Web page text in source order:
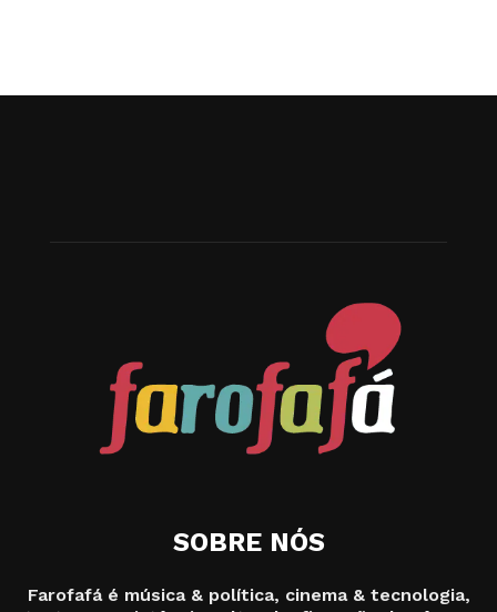
SOBRE NÓS
Farofafá é música & política, cinema & tecnologia,